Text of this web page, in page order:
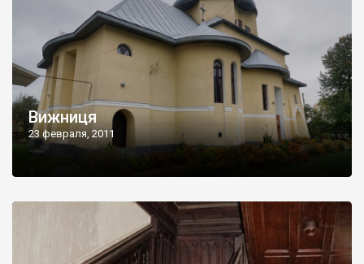
Вижниця
23 февраля, 2011